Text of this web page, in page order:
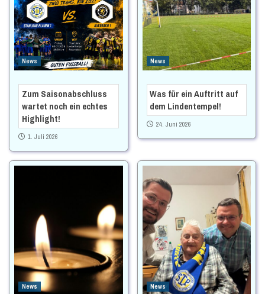
News
Zum Saisonabschluss
wartet noch ein echtes
Highlight!
1. Juli 2026
News
Was für ein Auftritt auf
dem Lindentempel!
24. Juni 2026
News News